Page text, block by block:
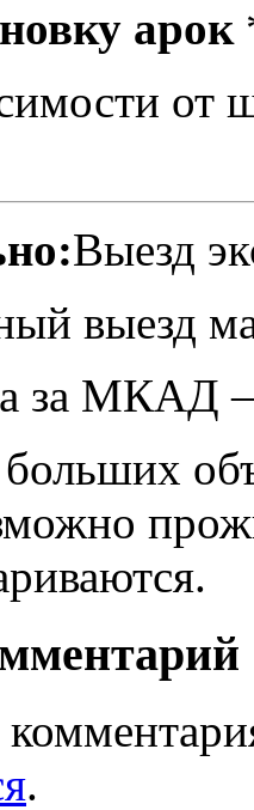
арок
Выезд
выезд
за МКАД
.